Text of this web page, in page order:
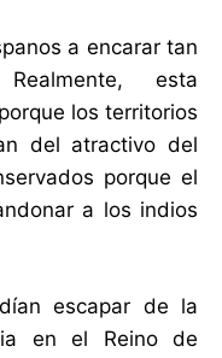
a encarar tan
esta
los territorios
del atractivo del
porque el
a los indios
escapar de la
en el Reino de